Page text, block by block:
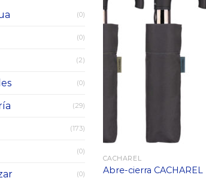
(0)
(0)
(2)
(0)
(29)
(173)
(0)
(0)
CACHAREL
Abre-cierra CACHAREL